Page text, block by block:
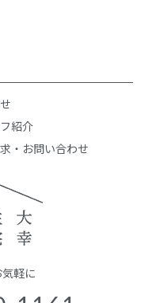
軽に
紹介
・お問い合わせ